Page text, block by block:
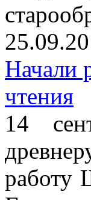
Начали
чтения
14
работу